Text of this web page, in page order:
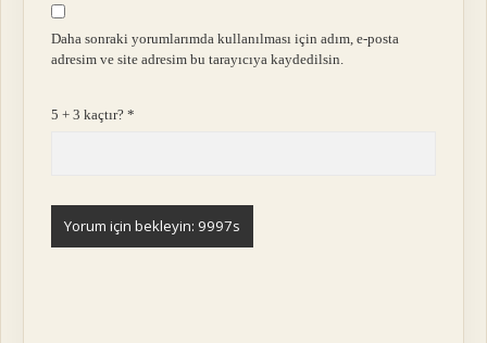
Daha sonraki yorumlarımda kullanılması için adım, e-posta
adresim ve site adresim bu tarayıcıya kaydedilsin.
5 + 3 kaçtır?*